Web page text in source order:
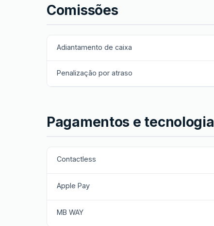
Comissões
Adiantamento de caixa
Penalização por atraso
Pagamentos e tecnologia
Contactless
Apple Pay
MB WAY